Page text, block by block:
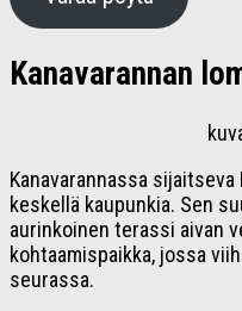
Kanavarannan
Kanavarannassa
keskellä kaupunkia. Sen
aurinkoinen terassi aivan
kohtaamispaikka, jossa
seurassa.